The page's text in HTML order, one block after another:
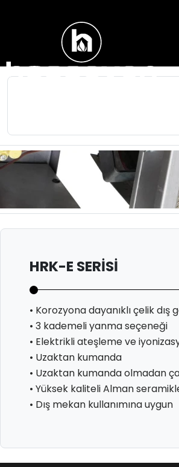
HRK-E SERİSİ
• Korozyona dayanıklı çelik dış
• 3 kademeli yanma seçeneği
• Elektrikli ateşleme ve
• Uzaktan kumanda
• Uzaktan kumanda olmadan
• Yüksek kaliteli Alman
• Dış mekan kullanımına uygun